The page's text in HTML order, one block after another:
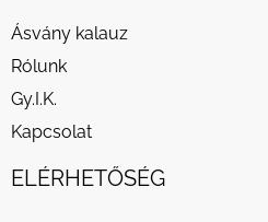
Ásvány kalauz
Rólunk
Gy.I.K.
Kapcsolat
ELÉRHETŐSÉG